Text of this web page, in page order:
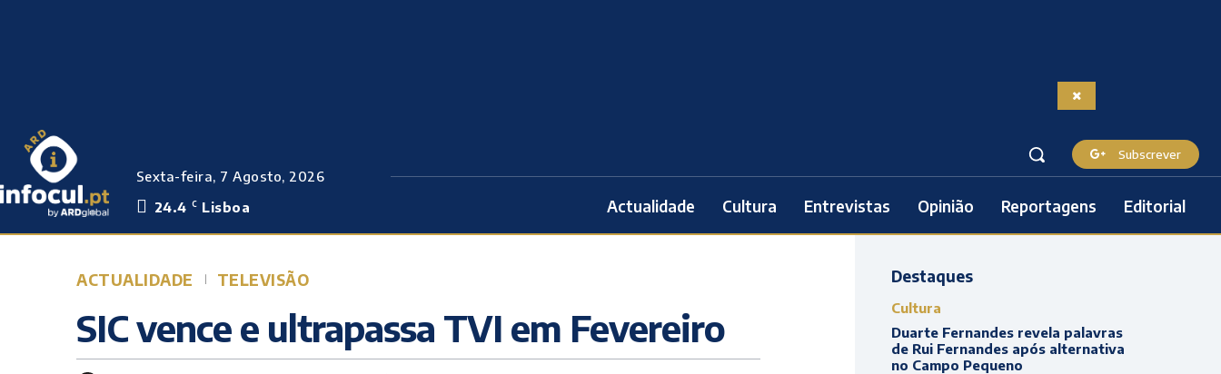
Sexta-feira, 7 Agosto, 2026
24.4 C Lisboa
Subscrever
Actualidade Cultura Entrevistas Opinião Reportagens Editorial
ACTUALIDADE TELEVISÃO
SIC vence e ultrapassa TVI em Fevereiro
Destaques
Cultura
Duarte Fernandes revela palavras
de Rui Fernandes após alternativa
no Campo Pequeno